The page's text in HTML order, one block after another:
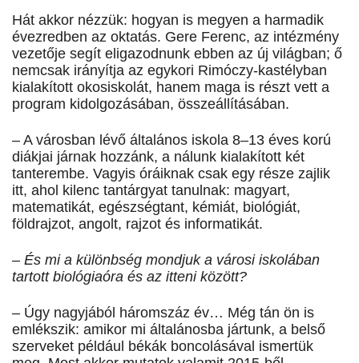
Hát akkor nézzük: hogyan is megyen a harmadik
évezredben az oktatás. Gere Ferenc, az intézmény
vezetője segít eligazodnunk ebben az új világban; ő
nemcsak irányítja az egykori Rimóczy-kastélyban
kialakított okosiskolát, hanem maga is részt vett a
program kidolgozásában, összeállításában.
– A városban lévő általános iskola 8–13 éves korú
diákjai járnak hozzánk, a nálunk kialakított két
tanterembe. Vagyis óráiknak csak egy része zajlik
itt, ahol kilenc tantárgyat tanulnak: magyart,
matematikát, egészségtant, kémiát, biológiát,
földrajzot, angolt, rajzot és informatikát.
– És mi a különbség mondjuk a városi iskolában
tartott biológiaóra és az itteni között?
– Úgy nagyjából háromszáz év… Még tán ön is
emlékszik: amikor mi általánosba jártunk, a belső
szerveket például békák boncolásával ismertük